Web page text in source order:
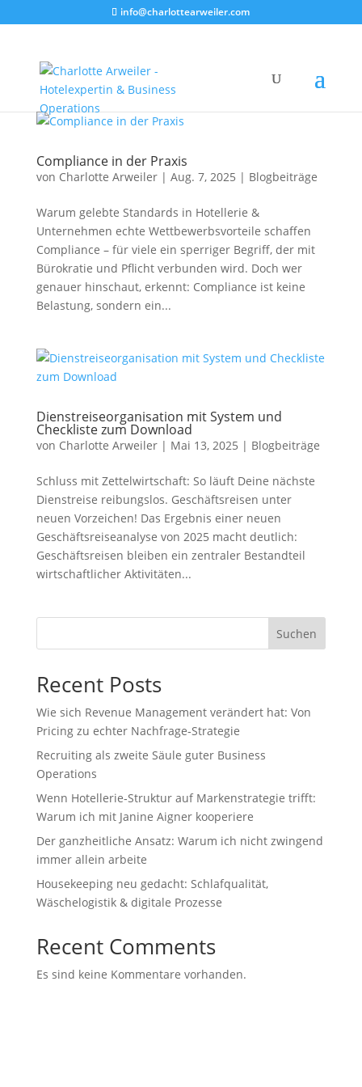
info@charlottearweiler.com
Compliance in der Praxis
von Charlotte Arweiler| Aug. 7, 2025 | Blogbeiträge
Warum gelebte Standards in Hotellerie &
Unternehmen echte Wettbewerbsvorteile schaffen
Compliance – für viele ein sperriger Begriff, der mit
Bürokratie und Pflicht verbunden wird. Doch wer
genauer hinschaut, erkennt: Compliance ist keine
Belastung, sondern ein...
Dienstreiseorganisation mit System und
Checkliste zum Download
von Charlotte Arweiler| Mai 13, 2025 | Blogbeiträge
Schluss mit Zettelwirtschaft: So läuft Deine nächste
Dienstreise reibungslos. Geschäftsreisen unter
neuen Vorzeichen! Das Ergebnis einer neuen
Geschäftsreiseanalyse von 2025 macht deutlich:
Geschäftsreisen bleiben ein zentraler Bestandteil
wirtschaftlicher Aktivitäten...
Suchen
Recent Posts
Wie sich Revenue Management verändert hat: Von
Pricing zu echter Nachfrage‑Strategie
Recruiting als zweite Säule guter Business
Operations
Wenn Hotellerie‑Struktur auf Markenstrategie trifft:
Warum ich mit Janine Aigner kooperiere
Der ganzheitliche Ansatz: Warum ich nicht zwingend
immer allein arbeite
Housekeeping neu gedacht: Schlafqualität,
Wäschelogistik & digitale Prozesse
Recent Comments
Es sind keine Kommentare vorhanden.